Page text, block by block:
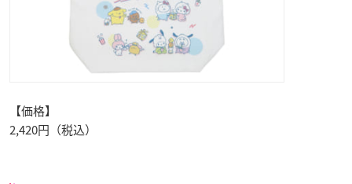
【価格】
2,420円（税込）